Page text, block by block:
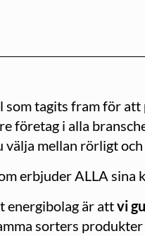
som tagits fram för
företag i alla
välja mellan rörligt
erbjuder ALLA sina
energibolag är attvi
sorters